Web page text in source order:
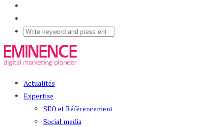
Actualités
Expertise
SEO et Référencement
Social media